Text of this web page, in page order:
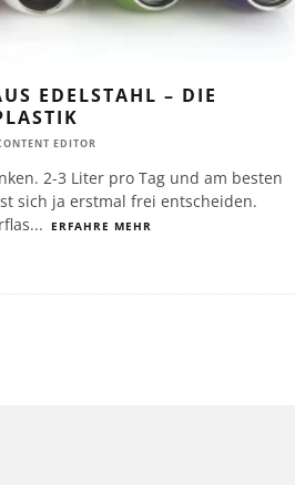
EDELSTAHL – DIE
EDITOR
2-3 Liter pro Tag und am besten
sich ja erstmal frei entscheiden.
... ERFAHRE MEHR